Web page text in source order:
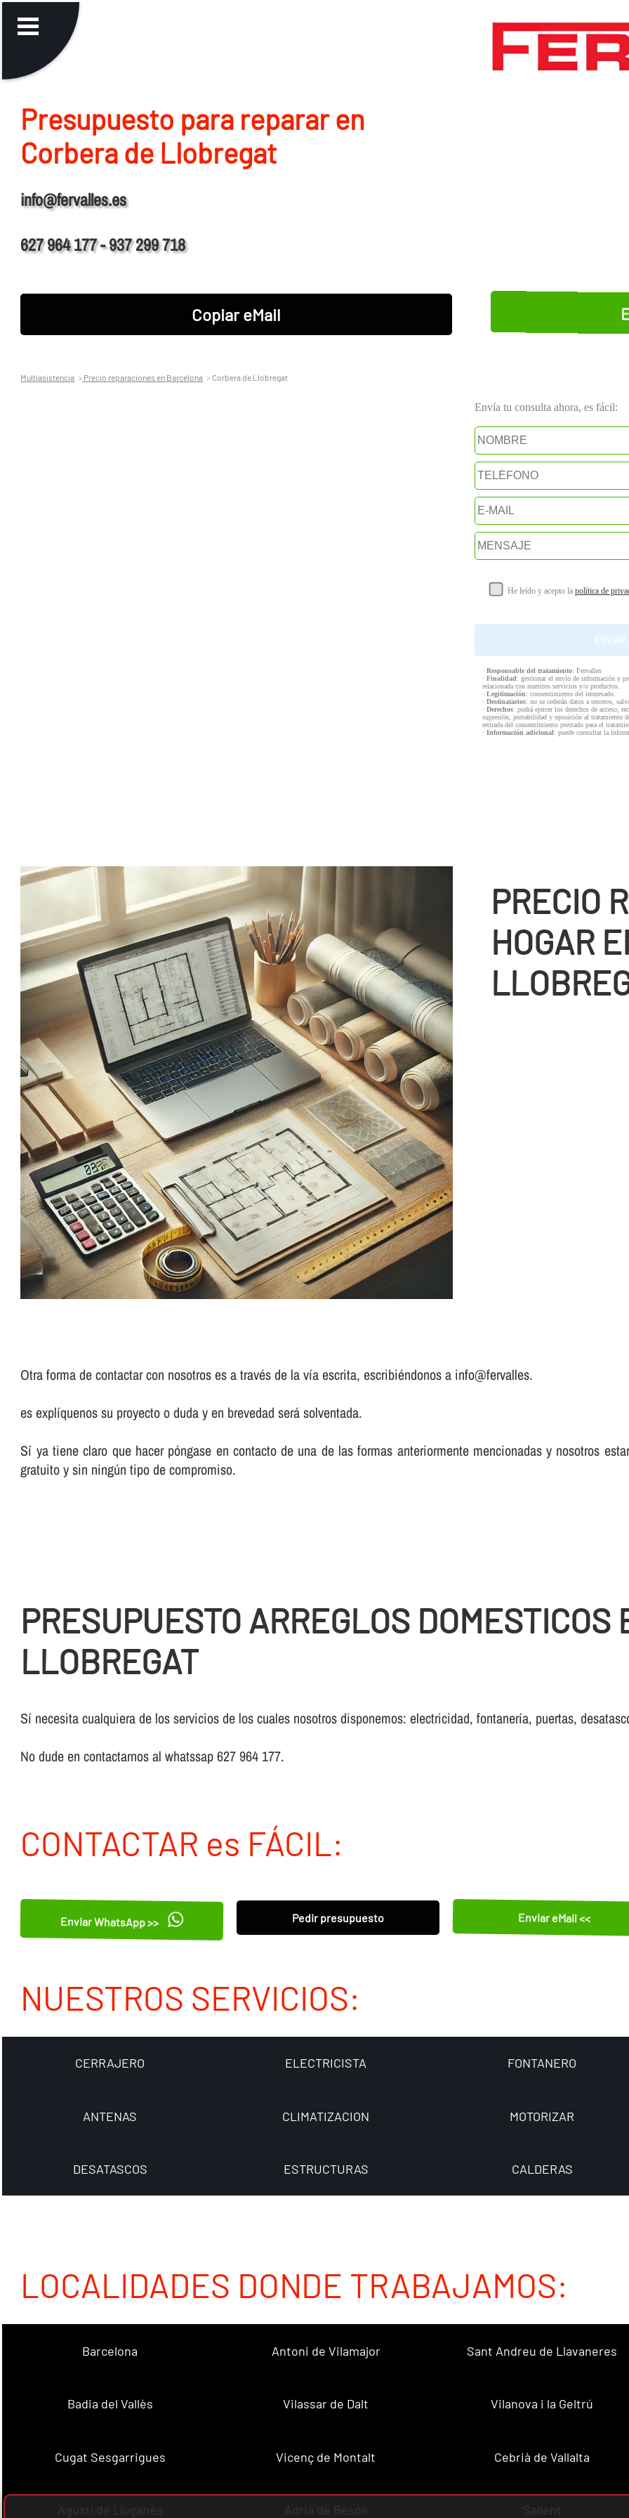
Presupuesto para reparar en
Corbera de Llobregat
info@fervalles.es
627 964 177 - 937 299 718
Copiar eMail
Multiasistencia Precio reparaciones en Barcelona Corbera de Llobregat
Envía tu consulta ahora, es fácil:
He leído y acepto la política de
· Responsable del tratamiento: Fervalles
· Finalidad: gestionar el envío de información y
relacionada con nuestros servicios y/o productos.
· Legitimación: consentimiento del interesado.
· Destinatarios: no se cederán datos a terceros,
· Derechos: podrá ejercer los derechos de acceso,
supresión, portabilidad y oposición al tratamiento
retirada del consentimiento prestado para el
· Información adicional: puede consultar la
PRECIO
HOGAR
Otra forma de contactar con nosotros es a través de la vía escrita, escribiéndonos a info@fervalles.
es explíquenos su proyecto o duda y en brevedad será solventada.
Sí ya tiene claro que hacer póngase en contacto de una de las formas anteriormente mencionadas y nosotros
gratuito y sin ningún tipo de compromiso.
PRESUPUESTO ARREGLOS DOMESTICOS
LLOBREGAT
Sí necesita cualquiera de los servicios de los cuales nosotros disponemos: electricidad, fontanería, puertas,
No dude en contactarnos al whatssap 627 964 177.
CONTACTAR es FÁCIL:
Enviar WhatsApp >> Pedir presupuesto Enviar eMail <<
NUESTROS SERVICIOS:
CERRAJERO ELECTRICISTA FONTANERO
ANTENAS CLIMATIZACION MOTORIZAR
DESATASCOS ESTRUCTURAS CALDERAS
LOCALIDADES DONDE TRABAJAMOS:
Barcelona Antoni de Vilamajor Sant Andreu de Llavaneres
Badia del Vallès Vilassar de Dalt Vilanova i la Geltrú
Cugat Sesgarrigues Vicenç de Montalt Cebrià de Vallalta
Agustí de Lluçanès Adrià de Besòs Sallent